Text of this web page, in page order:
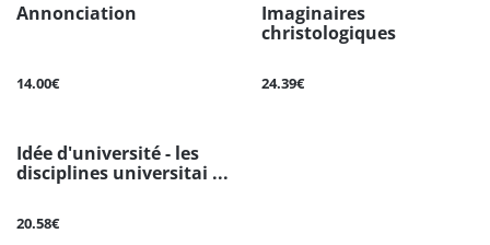
Annonciation
14.00€
Imaginaires
christologiques
24.39€
Idée d'université - les
disciplines universitai ...
20.58€